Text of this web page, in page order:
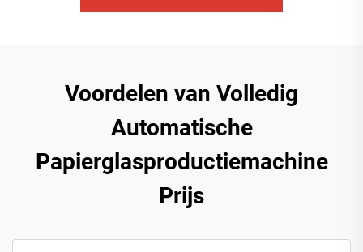
Voordelen van Volledig
Automatische
Papierglasproductiemachine
Prijs